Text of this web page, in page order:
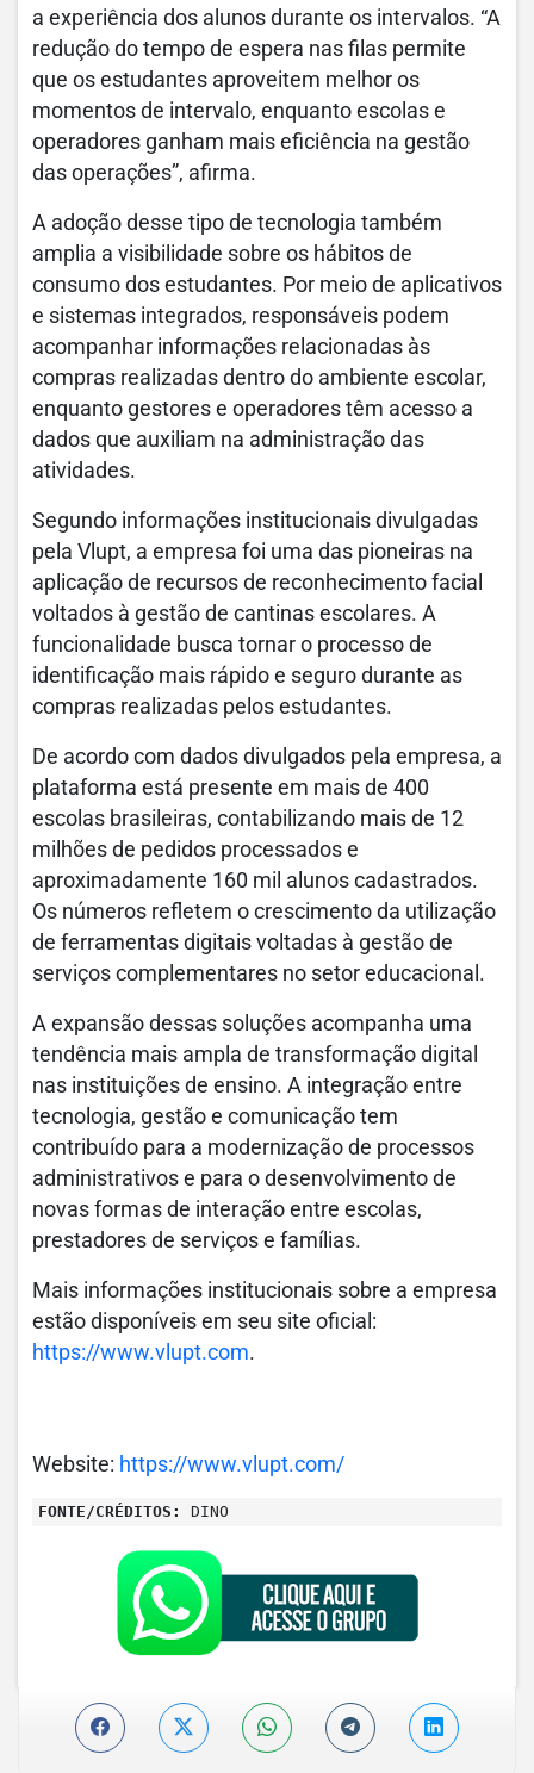
a experiência dos alunos durante os intervalos. “A
redução do tempo de espera nas filas permite
que os estudantes aproveitem melhor os
momentos de intervalo, enquanto escolas e
operadores ganham mais eficiência na gestão
das operações”, afirma.
A adoção desse tipo de tecnologia também
amplia a visibilidade sobre os hábitos de
consumo dos estudantes. Por meio de aplicativos
e sistemas integrados, responsáveis podem
acompanhar informações relacionadas às
compras realizadas dentro do ambiente escolar,
enquanto gestores e operadores têm acesso a
dados que auxiliam na administração das
atividades.
Segundo informações institucionais divulgadas
pela Vlupt, a empresa foi uma das pioneiras na
aplicação de recursos de reconhecimento facial
voltados à gestão de cantinas escolares. A
funcionalidade busca tornar o processo de
identificação mais rápido e seguro durante as
compras realizadas pelos estudantes.
De acordo com dados divulgados pela empresa, a
plataforma está presente em mais de 400
escolas brasileiras, contabilizando mais de 12
milhões de pedidos processados e
aproximadamente 160 mil alunos cadastrados.
Os números refletem o crescimento da utilização
de ferramentas digitais voltadas à gestão de
serviços complementares no setor educacional.
A expansão dessas soluções acompanha uma
tendência mais ampla de transformação digital
nas instituições de ensino. A integração entre
tecnologia, gestão e comunicação tem
contribuído para a modernização de processos
administrativos e para o desenvolvimento de
novas formas de interação entre escolas,
prestadores de serviços e famílias.
Mais informações institucionais sobre a empresa
estão disponíveis em seu site oficial:
https://www.vlupt.com.
Website: https://www.vlupt.com/
FONTE/CRÉDITOS: DINO